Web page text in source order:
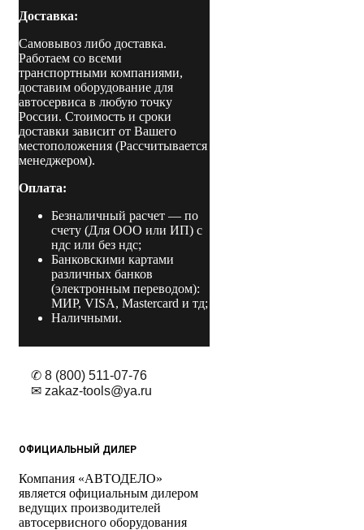
Доставка:
Самовывоз либо доставка.
Работаем со всеми
транспортными компаниями,
доставим оборудование для
автосервиса в любую точку
России. Стоимость и сроки
доставки зависит от Вашего
местоположения (Рассчитывается
менеджером).
Оплата:
Безналичный расчет — по
счету (Для ООО или ИП) с
ндс или без ндс;
Банковскими картами
различных банков
(электронным переводом):
МИР, VISA, Mastercard и тд;
Наличными.
✆ 8 (800) 511-07-76
✉ zakaz-tools@ya.ru
ОФИЦИАЛЬНЫЙ ДИЛЕР
Компания «АВТОДЕЛО»
является официальным дилером
ведущих производителей
автосервисного оборудования